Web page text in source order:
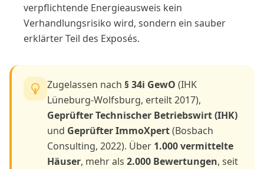
verpflichtende Energieausweis kein
Verhandlungsrisiko wird, sondern ein sauber
erklärter Teil des Exposés.
Zugelassen nach § 34i GewO (IHK
Lüneburg-Wolfsburg, erteilt 2017),
Geprüfter Technischer Betriebswirt (IHK)
und Geprüfter ImmoXpert(Bosbach
Consulting, 2022). Über 1.000 vermittelte
Häuser, mehr als 2.000 Bewertungen, seit